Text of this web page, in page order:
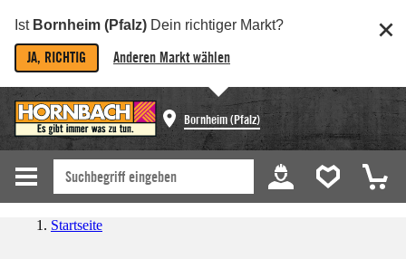
Ist Bornheim (Pfalz) Dein richtiger Markt?
JA, RICHTIG Anderen Markt wählen
Bornheim (Pfalz)
Startseite